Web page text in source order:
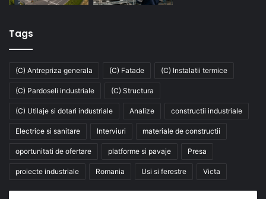
Tags
(C) Antrepriza generala (C) Fatade (C) Instalatii termice
(C) Pardoseli industriale (C) Structura
(C) Utilaje si dotari industriale Analize constructii industriale
Electrice si sanitare Interviuri materiale de constructii
oportunitati de ofertare platforme si pavaje Presa
proiecte industriale Romania Usi si ferestre Victa